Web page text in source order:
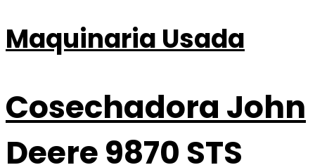
Maquinaria Usada
Cosechadora John
Deere 9870 STS